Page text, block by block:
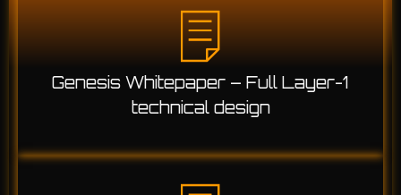
Genesis Whitepaper – Full Layer-1
technical design